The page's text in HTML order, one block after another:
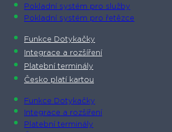
Pokladní systém pro služby
Pokladní systém pro řetězce
Funkce Dotykačky
Integrace a rozšíření
Platební terminály
Česko platí kartou
Funkce Dotykačky
Integrace a rozšíření
Platební terminály